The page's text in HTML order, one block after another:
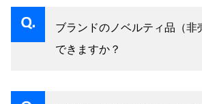
ブランドのノベルティ品（非
できますか？